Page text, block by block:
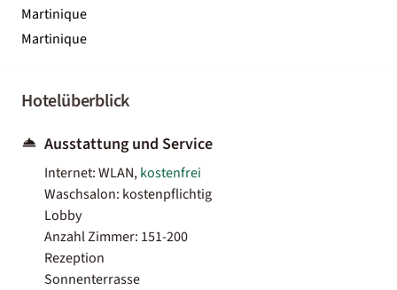
Martinique
Martinique
Hotelüberblick
Ausstattung und Service
Internet: WLAN,kostenfrei
Waschsalon: kostenpflichtig
Lobby
Anzahl Zimmer: 151-200
Rezeption
Sonnenterrasse